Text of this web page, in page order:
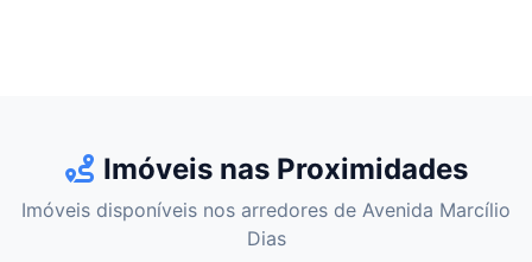
Imóveis nas Proximidades
Imóveis disponíveis nos arredores de Avenida Marcílio
Dias